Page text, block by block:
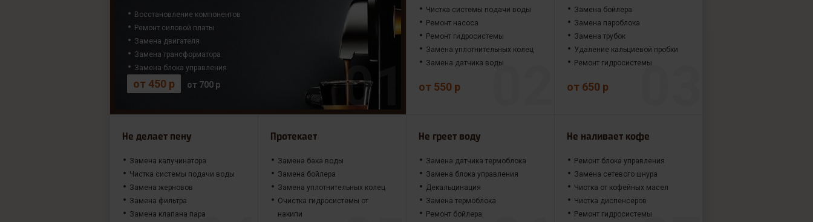
Восстановление компонентов
Ремонт силовой платы
Замена двигателя
Замена трансформатора
Замена блока управления
от 450 р от 700 р
Чистка системы подачи воды
Ремонт насоса
Ремонт гидросистемы
Замена уплотнительных колец
Замена датчика воды
от 550 р
Замена бойлера
Замена пароблока
Замена трубок
Удаление кальциевой пробки
Ремонт гидросистемы
от 650 р
Не делает пену
Замена капучинатора
Чистка системы подачи воды
Замена жерновов
Замена фильтра
Замена клапана пара
Протекает
Замена бака воды
Замена бойлера
Замена уплотнительных колец
Очистка гидросистемы от
накипи
Не греет воду
Замена датчика термоблока
Замена блока управления
Декальцинация
Замена термоблока
Ремонт бойлера
Не наливает кофе
Ремонт блока управления
Замена сетевого шнура
Чистка от кофейных масел
Чистка диспенсеров
Ремонт гидросистемы